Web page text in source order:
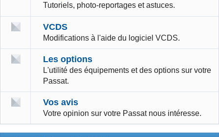
Tutoriels, photo-reportages et astuces.
VCDS
Modifications à l'aide du logiciel VCDS.
Les options
L'utilité des équipements et des options sur votre
Passat.
Vos avis
Votre opinion sur votre Passat nous intéresse.